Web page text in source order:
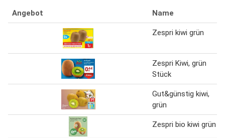
Angebot Name
Zespri kiwi grün
Zespri Kiwi, grün
Stück
Gut&günstig kiwi,
grün
Zespri bio kiwi grün